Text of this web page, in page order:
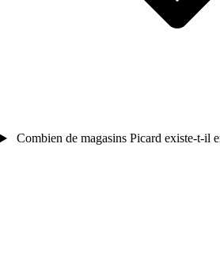
Combien de magasins Picard existe-t-il